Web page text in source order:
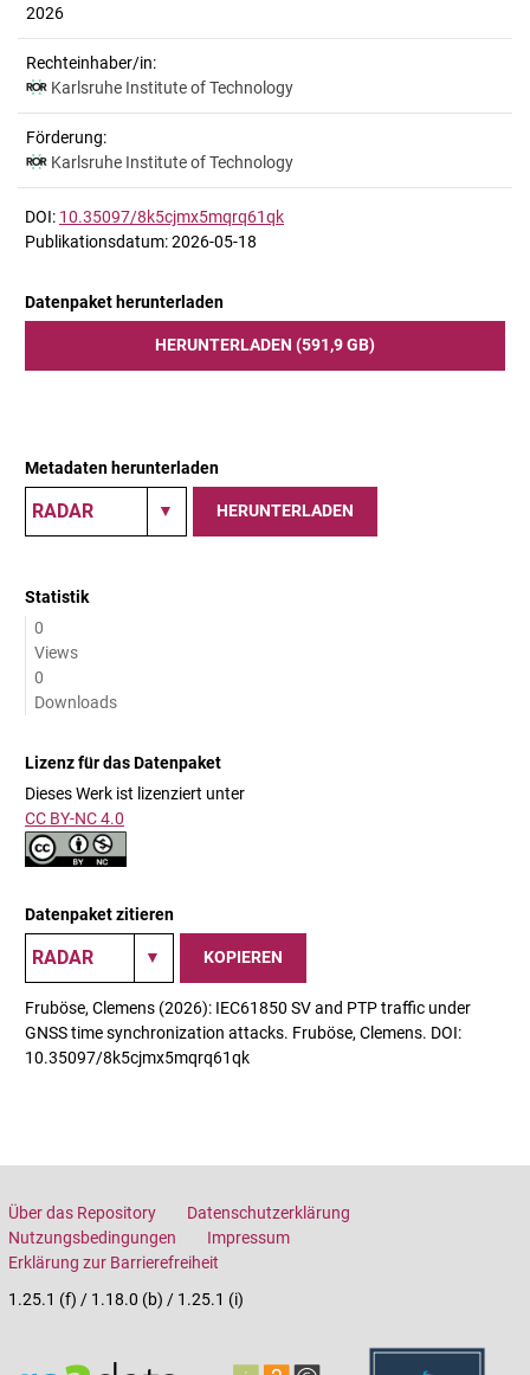
2026
Rechteinhaber/in:
Karlsruhe Institute of Technology
Förderung:
Karlsruhe Institute of Technology
DOI: 10.35097/8k5cjmx5mqrq61qk
Publikationsdatum: 2026-05-18
Datenpaket herunterladen
HERUNTERLADEN (591,9 GB)
Metadaten herunterladen
HERUNTERLADEN
Statistik
0
Views
0
Downloads
Lizenz für das Datenpaket
Dieses Werk ist lizenziert unter
CC BY-NC 4.0
Datenpaket zitieren
KOPIEREN
Fruböse, Clemens (2026): IEC61850 SV and PTP traffic under
GNSS time synchronization attacks. Fruböse, Clemens. DOI:
10.35097/8k5cjmx5mqrq61qk
Über das Repository
Datenschutzerklärung
Nutzungsbedingungen
Impressum
Erklärung zur Barrierefreiheit
1.25.1 (f) / 1.18.0 (b) / 1.25.1 (i)